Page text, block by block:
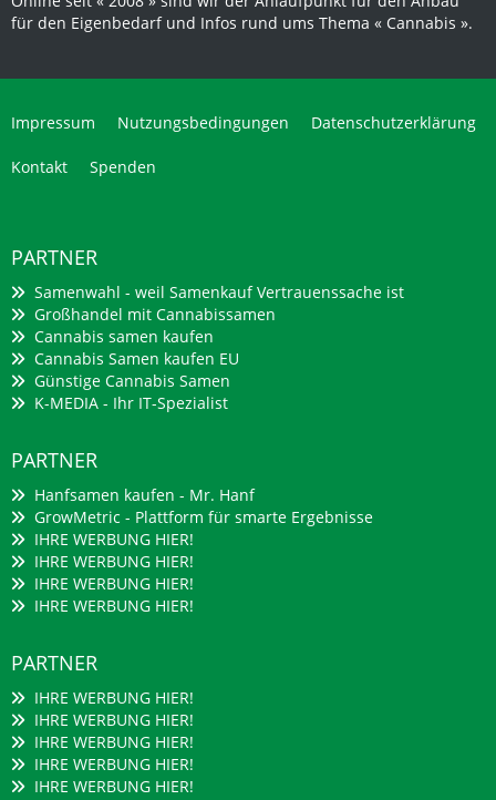
für den Eigenbedarf und Infos rund ums Thema « Cannabis ».
Impressum Nutzungsbedingungen Datenschutzerklärung
Kontakt Spenden
PARTNER
Samenwahl - weil Samenkauf Vertrauenssache ist
Großhandel mit Cannabissamen
Cannabis samen kaufen
Cannabis Samen kaufen EU
Günstige Cannabis Samen
K-MEDIA - Ihr IT-Spezialist
PARTNER
Hanfsamen kaufen - Mr. Hanf
GrowMetric - Plattform für smarte Ergebnisse
IHRE WERBUNG HIER!
IHRE WERBUNG HIER!
IHRE WERBUNG HIER!
IHRE WERBUNG HIER!
PARTNER
IHRE WERBUNG HIER!
IHRE WERBUNG HIER!
IHRE WERBUNG HIER!
IHRE WERBUNG HIER!
IHRE WERBUNG HIER!